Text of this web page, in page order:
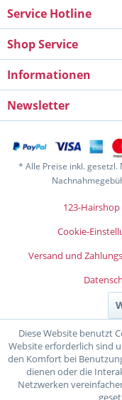
Service Hotline
Shop Service
Informationen
Newsletter
* Alle Preise inkl.
123-
Cookie-
Versand und
Diese Website benutzt
Website erforderlich sind
den Komfort bei
dienen oder die
Netzwerken